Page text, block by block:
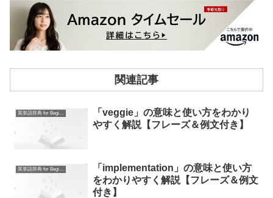
関連記事
英単語辞典 for Beginners
「veggie」の意味と使い方をわかり
やすく解説【フレーズ＆例文付き】
英単語辞典 for Beginners
「implementation」の意味と使い方
をわかりやすく解説【フレーズ＆例文
付き】